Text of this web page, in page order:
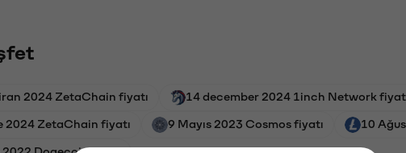
2024 ZetaChain fiyatı 14 december 2024 1inch Network
2024 ZetaChain fiyatı 9 Mayıs 2023 Cosmos fiyatı 10
2022 Dogecoin fiyatı